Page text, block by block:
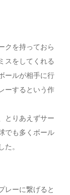
クを持っておら
スをしてくれる
ールが相手に行
ーするという作
とりあえずサー
でも多くボール
。
レーに繋げると